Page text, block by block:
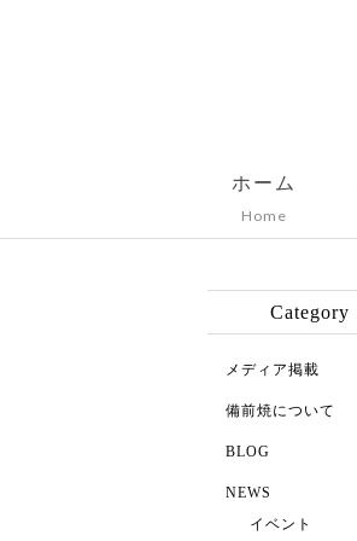
ホーム
Home
Category
メディア掲載
備前焼について
BLOG
NEWS
イベント